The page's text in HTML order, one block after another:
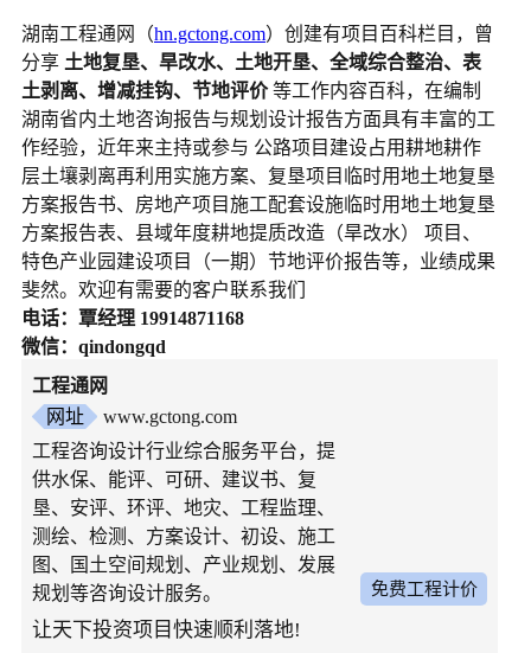
湖南工程通网（hn.gctong.com）创建有项目百科栏目，曾
分享 土地复垦、旱改水、土地开垦、全域综合整治、表
土剥离、增减挂钩、节地评价等工作内容百科，在编制
湖南省内土地咨询报告与规划设计报告方面具有丰富的工
作经验，近年来主持或参与 公路项目建设占用耕地耕作
层土壤剥离再利用实施方案、复垦项目临时用地土地复垦
方案报告书、房地产项目施工配套设施临时用地土地复垦
方案报告表、县域年度耕地提质改造（旱改水） 项目、
特色产业园建设项目（一期）节地评价报告等，业绩成果
斐然。欢迎有需要的客户联系我们
电话：覃经理 19914871168
微信：qindongqd
工程通网
网址
www.gctong.com
免费工程计价
工程咨询设计行业综合服务平台，提
供水保、能评、可研、建议书、复
垦、安评、环评、地灾、工程监理、
测绘、检测、方案设计、初设、施工
图、国土空间规划、产业规划、发展
规划等咨询设计服务。
让天下投资项目快速顺利落地!